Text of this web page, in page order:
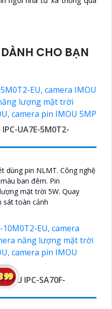
CHO BẠN
IPC-UA7E-5M0T2-
dùng pin NLMT. Công nghệ
ban đêm. Pin
mặt trời 5W. Quay
sát toàn cảnh
IPC-SA70F-